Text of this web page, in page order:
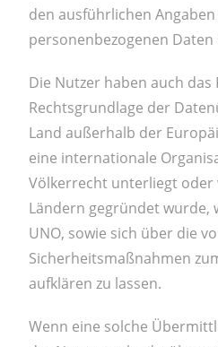
den ausführlichen
personenbezogenen
Die Nutzer haben auch das
Rechtsgrundlage der
Land außerhalb der
eine internationale
Völkerrecht unterliegt oder
Ländern gegründet wurde,
UNO, sowie sich über die
Sicherheitsmaßnahmen
aufklären zu lassen.
Wenn eine solche